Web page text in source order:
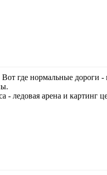
где нормальные дороги -
ледовая арена и картинг